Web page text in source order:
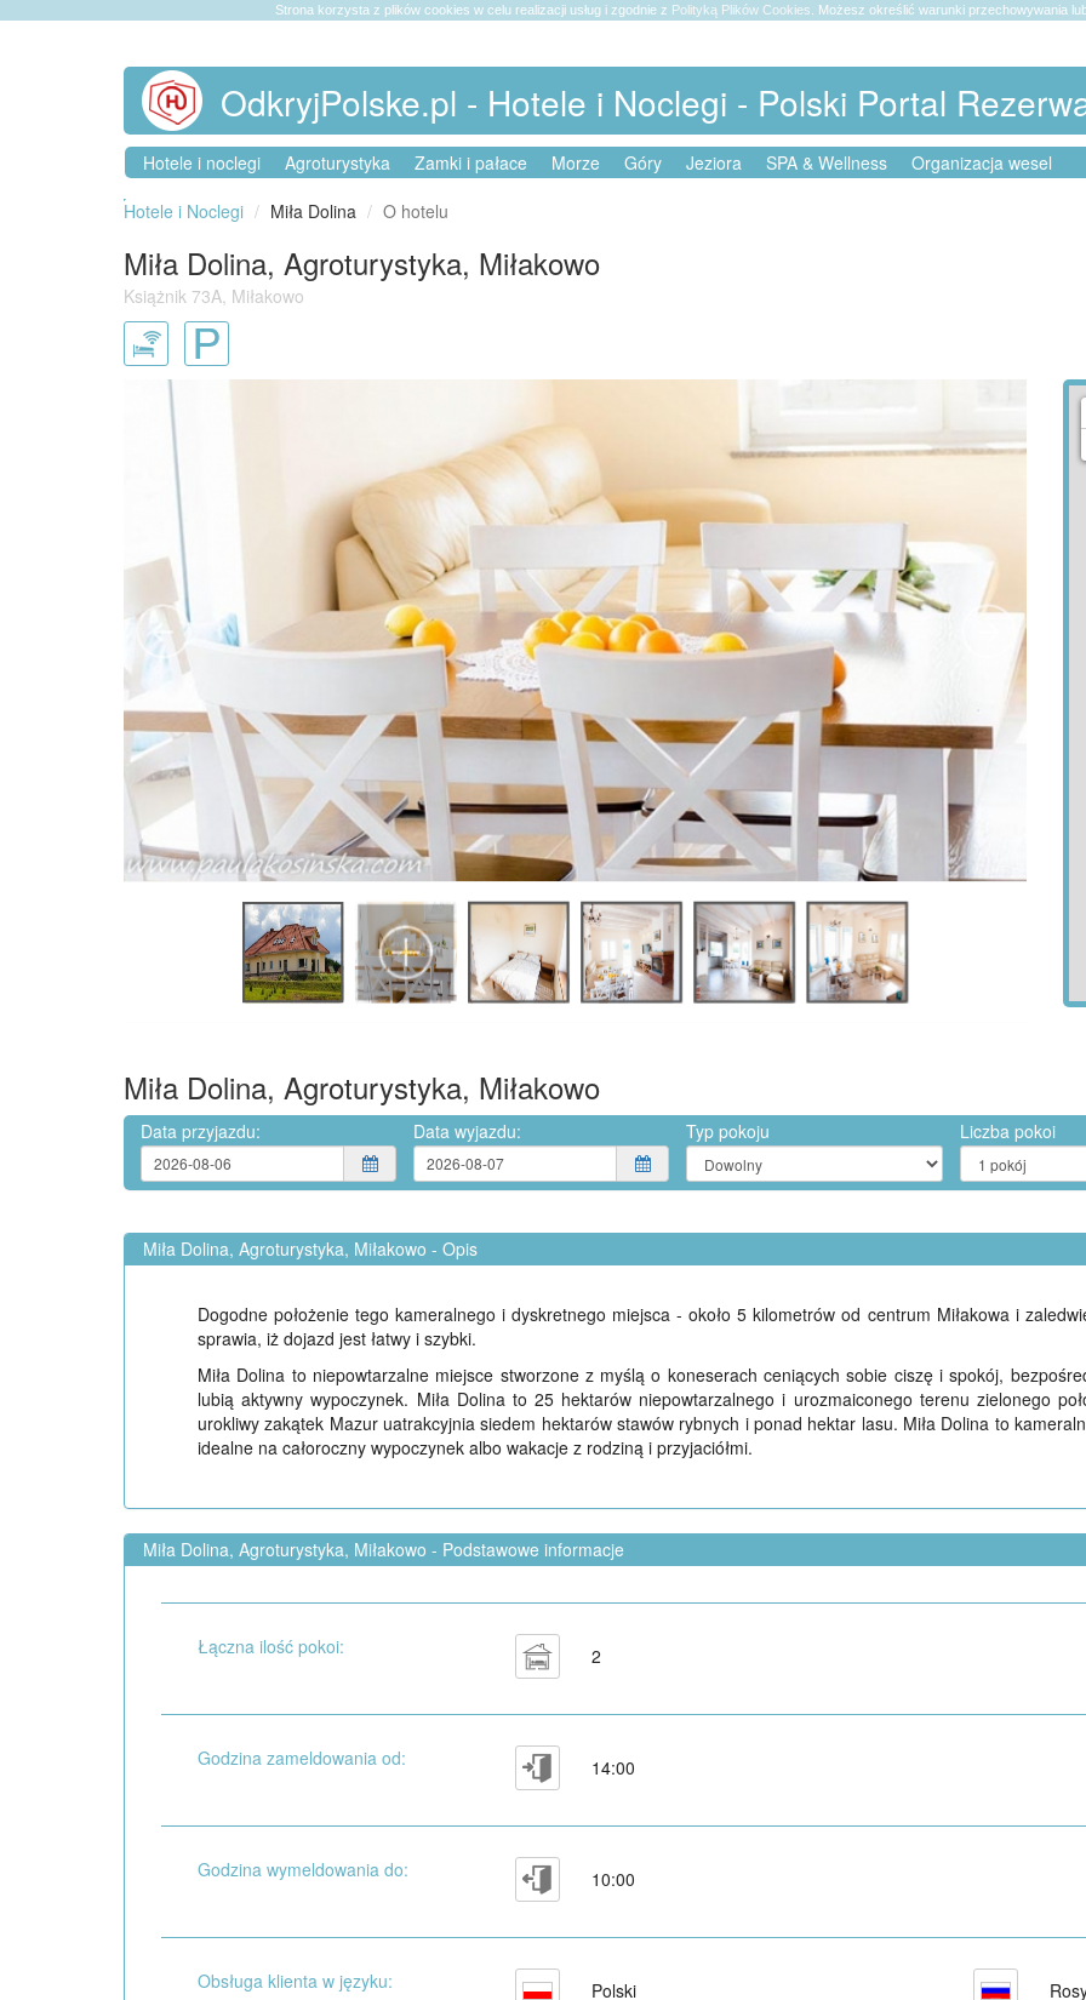
Strona korzysta z plików cookies w celu realizacji usług i zgodnie z Polityką Plików Cookies . Możesz określić warunki przechowywania
OdkryjPolske.pl - Hotele i Noclegi - Polski Portal
Hotele i noclegi Agroturystyka Zamki i pałace Morze Góry Jeziora SPA & Wellness
Organizacja wesel
Hotele i Noclegi
Miła Dolina O hotelu
Miła Dolina, Agroturystyka, Miłakowo
Książnik 73A, Miłakowo
Miła Dolina, Agroturystyka, Miłakowo
Data przyjazdu: Data wyjazdu: Typ pokoju Liczba pokoi
Miła Dolina, Agroturystyka, Miłakowo - Opis
Dogodne położenie tego kameralnego i dyskretnego miejsca - około 5 kilometrów od centrum Miłakowa i
sprawia, iż dojazd jest łatwy i szybki.
Miła Dolina to niepowtarzalne miejsce stworzone z myślą o koneserach ceniących sobie ciszę i spokój,
lubią aktywny wypoczynek. Miła Dolina to 25 hektarów niepowtarzalnego i urozmaiconego terenu zielonego
urokliwy zakątek Mazur uatrakcyjnia siedem hektarów stawów rybnych i ponad hektar lasu. Miła Dolina to
idealne na całoroczny wypoczynek albo wakacje z rodziną i przyjaciółmi.
Miła Dolina, Agroturystyka, Miłakowo - Podstawowe informacje
Łączna ilość pokoi: 2
Godzina zameldowania od: 14:00
Godzina wymeldowania do: 10:00
Obsługa klienta w języku: Polski